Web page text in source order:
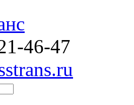
46-47